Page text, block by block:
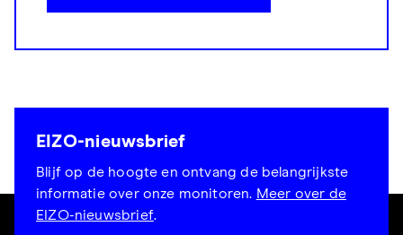
EIZO-nieuwsbrief
Blijf op de hoogte en ontvang de belangrijkste
informatie over onze monitoren. Meer over de
EIZO-nieuwsbrief.